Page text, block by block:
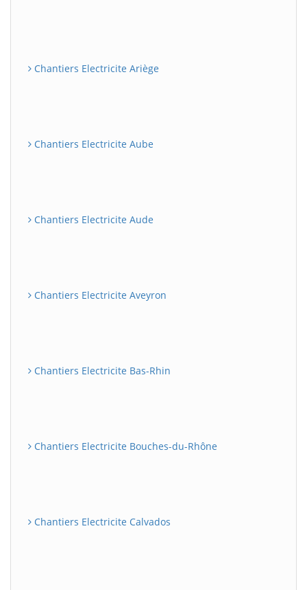
Chantiers Electricite Ariège
Chantiers Electricite Aube
Chantiers Electricite Aude
Chantiers Electricite Aveyron
Chantiers Electricite Bas-Rhin
Chantiers Electricite Bouches-du-Rhône
Chantiers Electricite Calvados